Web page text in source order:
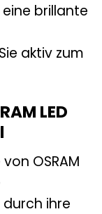
brillante
aktiv zum
LED
OSRAM
durch ihre